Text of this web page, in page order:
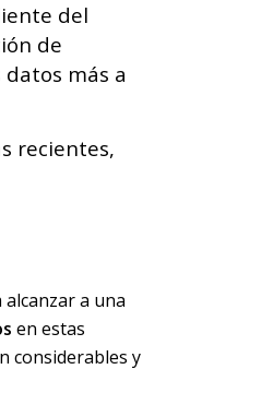
del
de
más a
recientes,
a una
en estas
considerables y